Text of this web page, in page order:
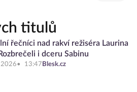
titulů
řečníci nad rakví režiséra Laurina
i dceru Sabinu
2026 13:47 Blesk.cz